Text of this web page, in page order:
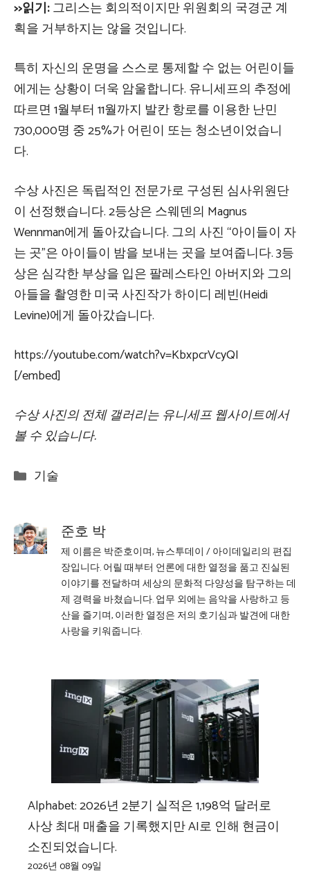
>>읽기:그리스는 회의적이지만 위원회의 국경군 계
획을 거부하지는 않을 것입니다.
특히 자신의 운명을 스스로 통제할 수 없는 어린이들
에게는 상황이 더욱 암울합니다. 유니세프의 추정에
따르면 1월부터 11월까지 발칸 항로를 이용한 난민
730,000명 중 25%가 어린이 또는 청소년이었습니
다.
수상 사진은 독립적인 전문가로 구성된 심사위원단
이 선정했습니다. 2등상은 스웨덴의 Magnus
Wennman에게 돌아갔습니다. 그의 사진 “아이들이 자
는 곳”은 아이들이 밤을 보내는 곳을 보여줍니다. 3등
상은 심각한 부상을 입은 팔레스타인 아버지와 그의
아들을 촬영한 미국 사진작가 하이디 레빈(Heidi
Levine)에게 돌아갔습니다.
https://youtube.com/watch?v=KbxpcrVcyQI
[/embed]
수상 사진의 전체 갤러리는 유니세프 웹사이트에서
볼 수 있습니다.
Categories
기술
준호 박
제 이름은 박준호이며, 뉴스투데이 / 아이데일리의 편집
장입니다. 어릴 때부터 언론에 대한 열정을 품고 진실된
이야기를 전달하며 세상의 문화적 다양성을 탐구하는 데
제 경력을 바쳤습니다. 업무 외에는 음악을 사랑하고 등
산을 즐기며, 이러한 열정은 저의 호기심과 발견에 대한
사랑을 키워줍니다.
Alphabet: 2026년 2분기 실적은 1,198억 달러로
사상 최대 매출을 기록했지만 AI로 인해 현금이
소진되었습니다.
2026년 08월 09일